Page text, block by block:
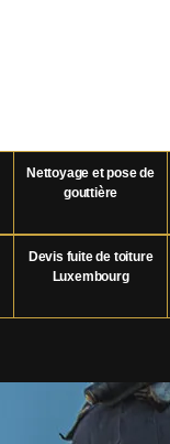
Nettoyage et pose de
gouttière
Devis fuite de toiture
Luxembourg